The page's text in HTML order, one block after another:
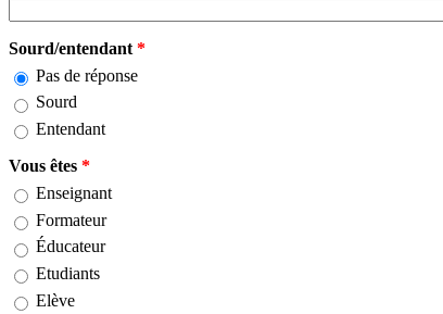
Sourd/entendant *
Pas de réponse
Sourd
Entendant
Vous êtes *
Enseignant
Formateur
Éducateur
Etudiants
Elève